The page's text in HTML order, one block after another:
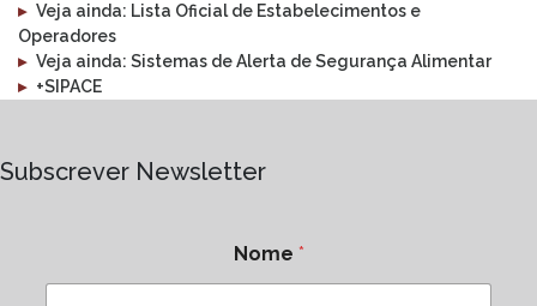
▸ Veja ainda: Lista Oficial de Estabelecimentos e
Operadores
▸ Veja ainda: Sistemas de Alerta de Segurança Alimentar
▸ +SIPACE
Subscrever Newsletter
Nome *